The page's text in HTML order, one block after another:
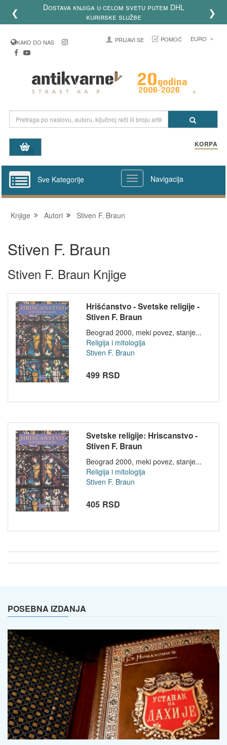
❮
Dostava knjiga u celom svetu putem DHL
kurirske službe
❯
KAKO DO NAS PRIJAVI SE POMOĆ EURO
KORPA
Sve Kategorije Navigacija
Knjige Autori Stiven F. Braun
Stiven F. Braun
Stiven F. Braun Knjige
Hrišćanstvo - Svetske religije -
Stiven F. Braun
Beograd 2000, meki povez, stanje...
Religija i mitologija
Stiven F. Braun
499 RSD
Svetske religije: Hriscanstvo -
Stiven F. Braun
Beograd 2000, meki povez, stanje...
Religija i mitologija
Stiven F. Braun
405 RSD
POSEBNA IZDANJA